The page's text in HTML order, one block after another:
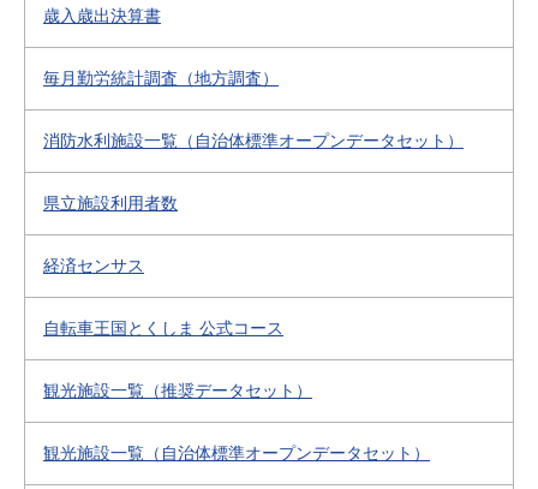
歳入歳出決算書
毎月勤労統計調査（地方調査）
消防水利施設一覧（自治体標準オープンデータセット）
県立施設利用者数
経済センサス
自転車王国とくしま 公式コース
観光施設一覧（推奨データセット）
観光施設一覧（自治体標準オープンデータセット）